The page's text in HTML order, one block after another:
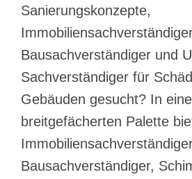
Sanierungskonzepte,
Bausachverständiger und
Sachverständiger für
Gebäuden gesucht? In
breitgefächerten Palette
Bausachverständiger,